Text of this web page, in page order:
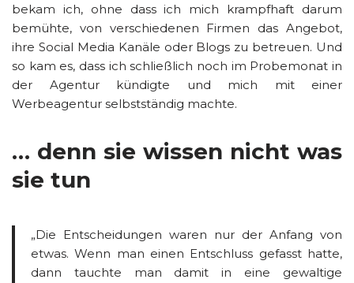
bekam ich, ohne dass ich mich krampfhaft darum
bemühte, von verschiedenen Firmen das Angebot,
ihre Social Media Kanäle oder Blogs zu betreuen. Und
so kam es, dass ich schließlich noch im Probemonat in
der Agentur kündigte und mich mit einer
Werbeagentur selbstständig machte.
… denn sie wissen nicht was
sie tun
„Die Entscheidungen waren nur der Anfang von
etwas. Wenn man einen Entschluss gefasst hatte,
dann tauchte man damit in eine gewaltige